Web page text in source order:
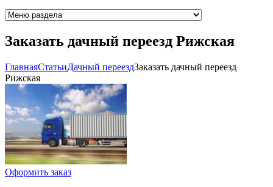
Заказать дачный переезд Рижская
ГлавнаяCтатьиДачный переездЗаказать дачный переезд
Рижская
Оформить заказ